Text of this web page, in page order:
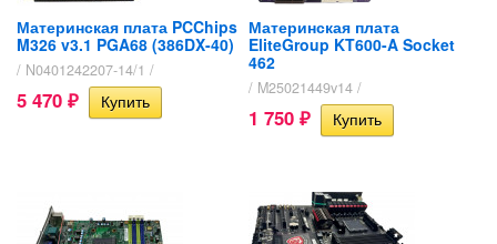
Материнская плата PCChips
M326 v3.1 PGA68 (386DX-40)
/ N0401242207-14/1 /
5 470 ₽
Материнская плата
EliteGroup KT600-A Socket
462
/ M25021449v14 /
1 750 ₽